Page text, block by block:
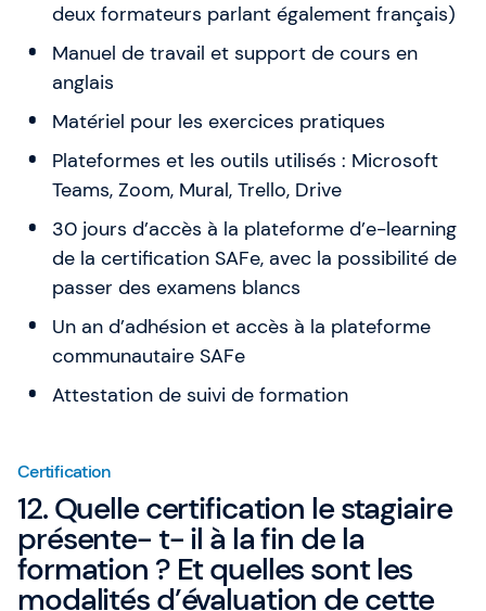
deux formateurs parlant également français)
Manuel de travail et support de cours en
anglais
Matériel pour les exercices pratiques
Plateformes et les outils utilisés : Microsoft
Teams, Zoom, Mural, Trello, Drive
30 jours d’accès à la plateforme d’e-learning
de la certification SAFe, avec la possibilité de
passer des examens blancs
Un an d’adhésion et accès à la plateforme
communautaire SAFe
Attestation de suivi de formation
Certification
12. Quelle certification le stagiaire
présente- t- il à la fin de la
formation ? Et quelles sont les
modalités d’évaluation de cette